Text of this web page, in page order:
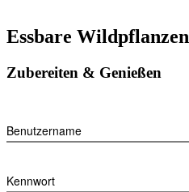
Essbare Wildpflanzen
Zubereiten & Genießen
Benutzername
Kennwort